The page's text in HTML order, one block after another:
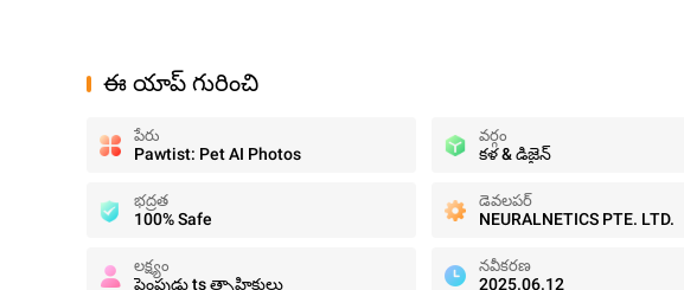
ఈ యాప్ గురించి
పేరు
Pawtist: Pet AI Photos
వర్గం
కళ & డిజైన్
భద్రత
100% Safe
డెవలపర్
NEURALNETICS PTE. LTD.
లక్ష్యం
పెంపుడు ts త్సాహికులు
నవీకరణ
2025.06.12